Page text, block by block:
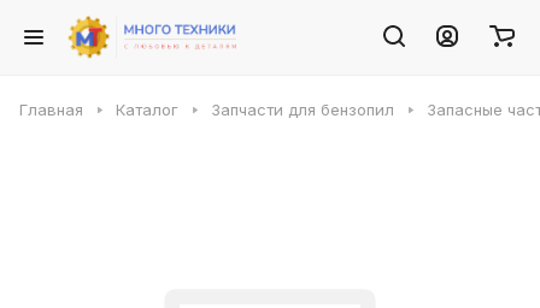
Главная Каталог Запчасти для бензопил Запасные